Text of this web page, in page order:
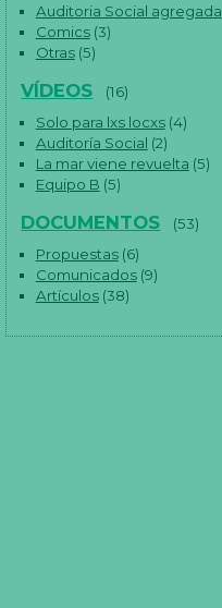
Auditoria Social agregada
Comics(3)
Otras(5)
VÍDEOS
(16)
Solo para lxs locxs(4)
Auditoría Social (2)
La mar viene revuelta (5)
Equipo B (5)
DOCUMENTOS
(53)
Propuestas(6)
Comunicados(9)
Artículos(38)